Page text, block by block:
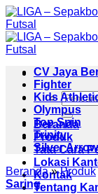
Skip
to
content
untuk:
Beranda
Produk
Tata Cara
Lokasi
Kontak
Tentang
CV Jaya
Fighter
Kids
Olympus
Top Spin
Trinity
Silver Arrow
Beranda » Produk
Saring